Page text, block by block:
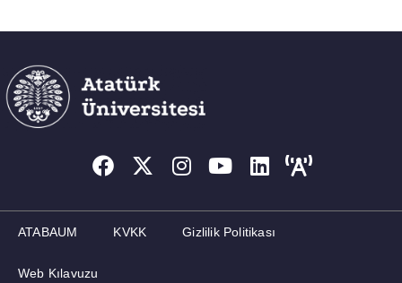
ATABAUM KVKK Gizlilik Politikası
Web Kılavuzu